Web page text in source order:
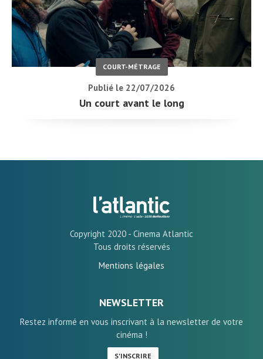
COURT-MÉTRAGE
Publié le 22/07/2026
Un court avant le long
Copyright 2020 - Cinema Atlantic
Tous droits réservés
Mentions légales
NEWSLETTER
Restez informé en vous inscrivant à la newsletter de votre
cinéma !
S'INSCRIRE